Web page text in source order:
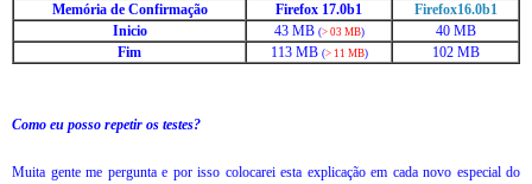
Memória de Confirmação Firefox 17.0b1
Firefox16.0b1
Inicio
43 MB (> 03 MB)
40 MB
Fim
113 MB (> 11 MB) 102 MB
Como eu posso repetir os testes?
Muita gente me pergunta e por isso colocarei esta explicação em cada novo especial do